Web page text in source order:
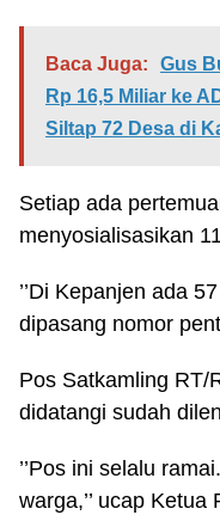
Baca Juga:
Gus
Rp 16,5 Miliar ke
Siltap 72 Desa di
Setiap ada
menyosialisasikan
’’Di Kepanjen ada
dipasang nomor
Pos Satkamling RT/
didatangi sudah
’’Pos ini selalu
warga,’’ ucap